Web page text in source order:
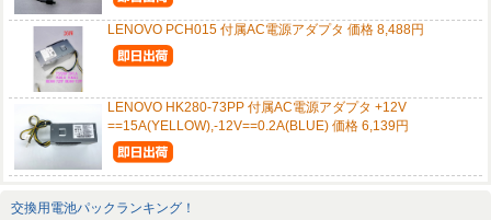
LENOVO PCH015 付属AC電源アダプタ 価格 8,488円
LENOVO HK280-73PP 付属AC電源アダプタ +12V
==15A(YELLOW),-12V==0.2A(BLUE) 価格 6,139円
交換用電池パックランキング！